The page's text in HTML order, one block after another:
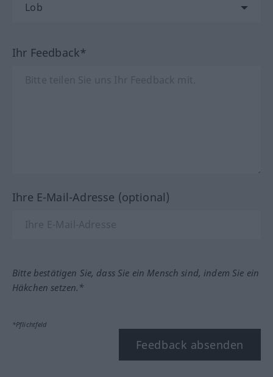
Ihr Feedback*
Ihre E-Mail-Adresse (optional)
Bitte bestätigen Sie, dass Sie ein Mensch sind, indem Sie ein
Häkchen setzen.*
*Pflichtfeld
Feedback absenden